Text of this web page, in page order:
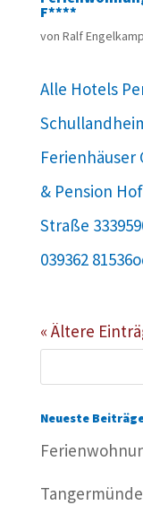
F****
von Ralf Engelkamp
Alle Hotels
& Pension
Straße
039362
« Ältere
Neueste